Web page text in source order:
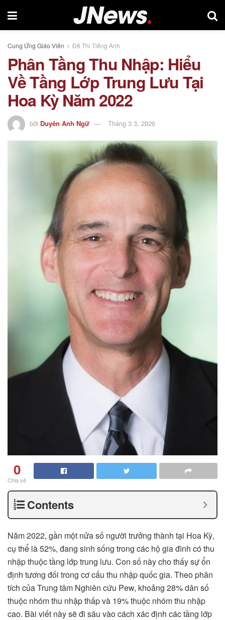
Cung Ứng Giáo Viên Đề Thi Tiếng Anh
Phân Tầng Thu Nhập: Hiểu
Về Tầng Lớp Trung Lưu Tại
Hoa Kỳ Năm 2022
bởi Duyên Anh Ngữ Tháng 3 3, 2026
0
Chia sẻ
Contents
Năm 2022, gần một nửa số người trưởng thành tại Hoa Kỳ,
cụ thể là 52%, đang sinh sống trong các hộ gia đình có thu
nhập thuộc tầng lớp trung lưu. Con số này cho thấy sự ổn
định tương đối trong cơ cấu thu nhập quốc gia. Theo phân
tích của Trung tâm Nghiên cứu Pew, khoảng 28% dân số
thuộc nhóm thu nhập thấp và 19% thuộc nhóm thu nhập
cao. Bài viết này sẽ đi sâu vào cách xác định các tầng lớp